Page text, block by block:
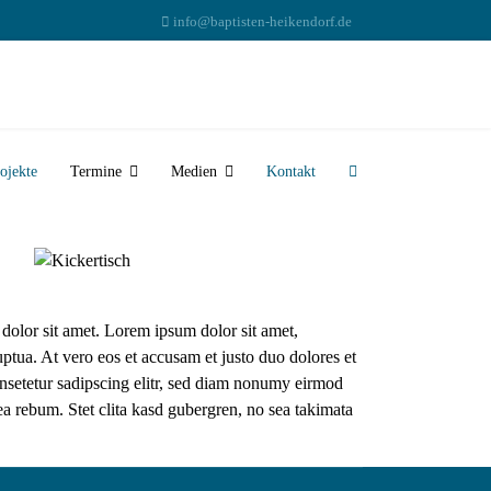
info@baptisten-heikendorf.de
Termine Medien Kontakt
sit amet. Lorem ipsum dolor sit amet,
At vero eos et accusam et justo duo dolores et
sadipscing elitr, sed diam nonumy eirmod
rebum. Stet clita kasd gubergren, no sea takimata